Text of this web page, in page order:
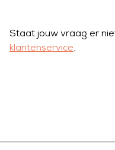
Staat jouw vraag er
klantenservice.